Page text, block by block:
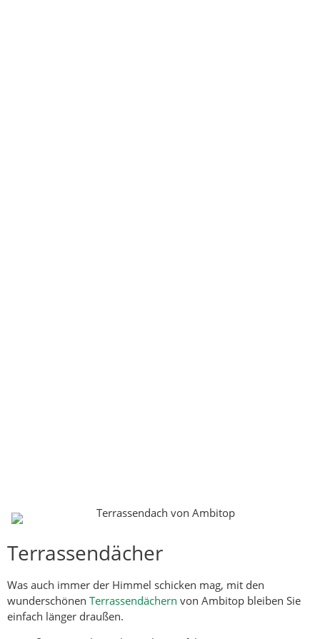
Terrassendächer
Was auch immer der Himmel schicken mag, mit den
wunderschönen Terrassendächern von Ambitop bleiben Sie
einfach länger draußen.